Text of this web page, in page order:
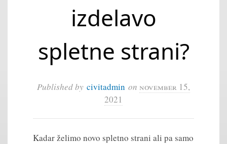
izdelavo
spletne strani?
Published by civitadmin on november 15,
2021
Kadar želimo novo spletno strani ali pa samo